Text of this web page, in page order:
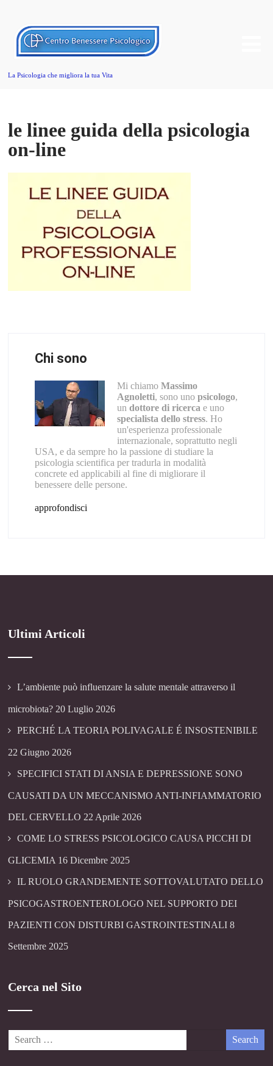
La Psicologia che migliora la tua Vita
le linee guida della psicologia
on-line
Chi sono
Mi chiamo Massimo
Agnoletti, sono uno psicologo,
un dottore di ricerca e uno
specialista dello stress. Ho
un'esperienza professionale
internazionale, soprattutto negli
USA, e da sempre ho la passione di studiare la
psicologia scientifica per tradurla in modalità
concrete ed applicabili al fine di migliorare il
benessere delle persone.
approfondisci
Ultimi Articoli
L’ambiente può influenzare la salute mentale attraverso il
microbiota? 20 Luglio 2026
PERCHÉ LA TEORIA POLIVAGALE É INSOSTENIBILE
22 Giugno 2026
SPECIFICI STATI DI ANSIA E DEPRESSIONE SONO
CAUSATI DA UN MECCANISMO ANTI-INFIAMMATORIO
DEL CERVELLO 22 Aprile 2026
COME LO STRESS PSICOLOGICO CAUSA PICCHI DI
GLICEMIA 16 Dicembre 2025
IL RUOLO GRANDEMENTE SOTTOVALUTATO DELLO
PSICOGASTROENTEROLOGO NEL SUPPORTO DEI
PAZIENTI CON DISTURBI GASTROINTESTINALI 8
Settembre 2025
Cerca nel Sito